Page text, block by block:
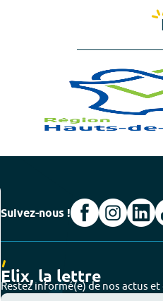
Suivez-nous !
Elix, la lettre
Restez informé(e) de nos actus